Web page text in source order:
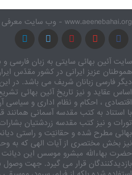
www.aeenebahai.org - وب سایت معرفی آئین بهائی به زبان فارسی
سایت آئین بهائی سایتی به زبان فارسی و
هموطنان عزیز ایرانی در کشور مقدّس
دیگر فارسی زبانان شریف می باشد.
اساس عقاید و نیز تاریخ آئین بهائی
اقتصادی ، احکام و نظام اداری و
با استناد به کتب مقدسه آسمانی همانند
تورات و نیز کتب مقدسه زردشتیان
بهائی مطرح شده و حقانیّت و راستی
نیز بخش مختصری از آیات الهی که به
حضرت بهاءالله مبشرو موسس این
بازدیدکنندگان قرار می گیرد. جهت